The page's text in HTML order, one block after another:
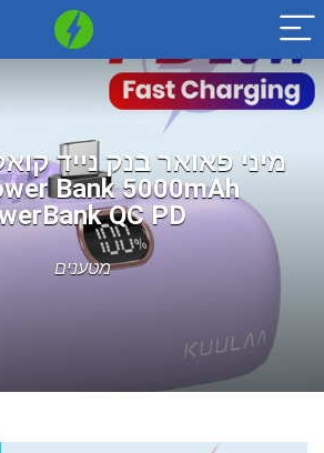
Bank 5000mAh
QC PD
מטענים